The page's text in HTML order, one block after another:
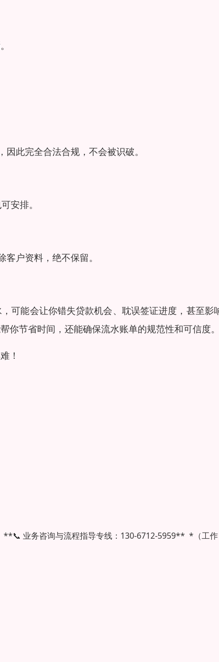
此完全合法合规，不会被识破。
安排。
户资料，绝不保留。
可能会让你错失贷款机会、耽误签证进度，甚至影
节省时间，还能确保流水账单的规范性和可信度
！
**📞 业务咨询与流程指导专线：130-6712-5959** *（工